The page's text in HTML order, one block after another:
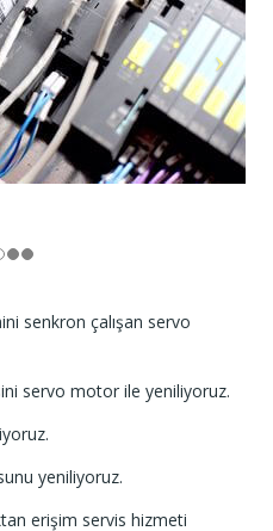
senkron çalışan servo
servo motor ile yeniliyoruz.
yeniliyoruz.
erişim servis hizmeti